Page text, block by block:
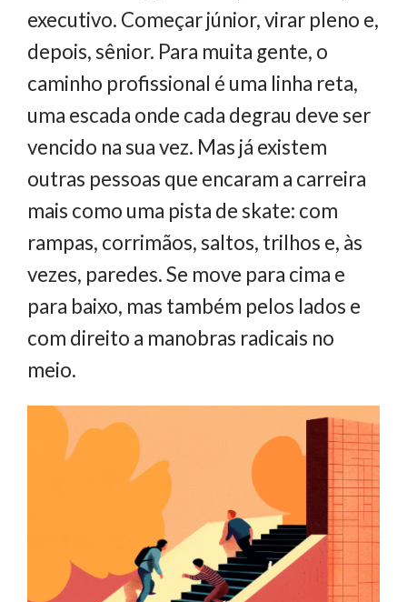
executivo. Começar júnior, virar pleno e,
depois, sênior. Para muita gente, o
caminho profissional é uma linha reta,
uma escada onde cada degrau deve ser
vencido na sua vez. Mas já existem
outras pessoas que encaram a carreira
mais como uma pista de skate: com
rampas, corrimãos, saltos, trilhos e, às
vezes, paredes. Se move para cima e
para baixo, mas também pelos lados e
com direito a manobras radicais no
meio.